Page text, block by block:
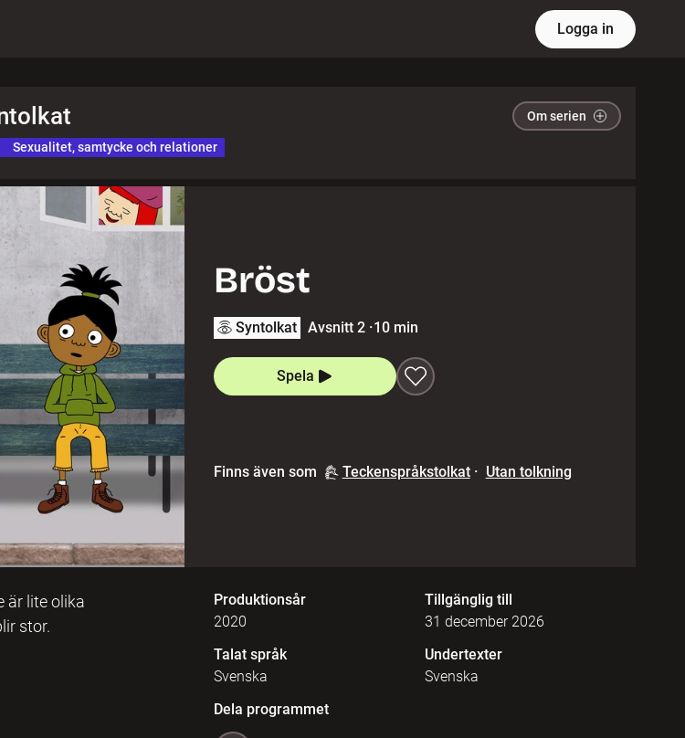
Logga in
Om serien
Sexualitet, samtycke och relationer
Bröst
Syntolkat Avsnitt 2 ·10 min
Spela
Finns även som Teckenspråkstolkat · Utan tolkning
är lite olika
stor.
Produktionsår
2020
Tillgänglig till
31 december 2026
Talat språk
Svenska
Undertexter
Svenska
Dela programmet